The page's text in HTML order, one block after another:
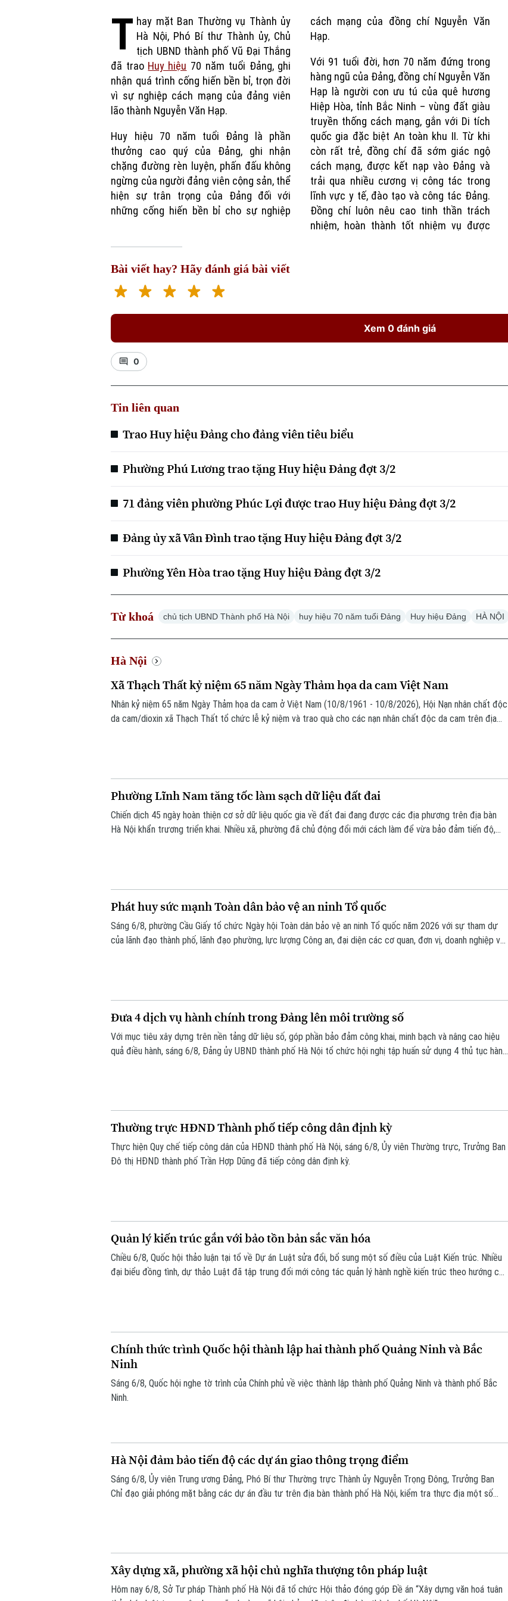
Time
T hay mặt Ban Thường vụ Thành ủy
Hà Nội, Phó Bí thư Thành ủy, Chủ
tịch UBND thành phố Vũ Đại Thắng
đã trao Huy hiệu 70 năm tuổi Đảng, ghi
nhận quá trình cống hiến bền bỉ, trọn đời
vì sự nghiệp cách mạng của đảng viên
lão thành Nguyễn Văn Hạp.
Huy hiệu 70 năm tuổi Đảng là phần
thưởng cao quý của Đảng, ghi nhận
chặng đường rèn luyện, phấn đấu không
ngừng của người đảng viên cộng sản, thể
hiện sự trân trọng của Đảng đối với
những cống hiến bền bỉ cho sự nghiệp
cách mạng của đồng chí Nguyễn Văn
Hạp.
Với 91 tuổi đời, hơn 70 năm đứng trong
hàng ngũ của Đảng, đồng chí Nguyễn Văn
Hạp là người con ưu tú của quê hương
Hiệp Hòa, tỉnh Bắc Ninh – vùng đất giàu
truyền thống cách mạng, gắn với Di tích
quốc gia đặc biệt An toàn khu II. Từ khi
còn rất trẻ, đồng chí đã sớm giác ngộ
cách mạng, được kết nạp vào Đảng và
trải qua nhiều cương vị công tác trong
lĩnh vực y tế, đào tạo và công tác Đảng.
Đồng chí luôn nêu cao tinh thần trách
nhiệm, hoàn thành tốt nhiệm vụ được
Bài viết hay? Hãy đánh giá bài viết
Xem 0 đánh giá
0
Tin liên quan
Trao Huy hiệu Đảng cho đảng viên tiêu biểu
Phường Phú Lương trao tặng Huy hiệu Đảng đợt 3/2
71 đảng viên phường Phúc Lợi được trao Huy hiệu Đảng đợt 3/2
Đảng ủy xã Vân Đình trao tặng Huy hiệu Đảng đợt 3/2
Phường Yên Hòa trao tặng Huy hiệu Đảng đợt 3/2
Từ khoá chủ tịch UBND Thành phố Hà Nội huy hiệu 70 năm tuổi Đảng Huy hiệu Đảng HÀ NỘI
Hà Nội
Xã Thạch Thất kỷ niệm 65 năm Ngày Thảm họa da cam Việt Nam
Nhân kỷ niệm 65 năm Ngày Thảm họa da cam ở Việt Nam (10/8/1961 - 10/8/2026), Hội Nạn nhân chất độc
da cam/dioxin xã Thạch Thất tổ chức lễ kỷ niệm và trao quà cho các nạn nhân chất độc da cam trên địa
Phường Lĩnh Nam tăng tốc làm sạch dữ liệu đất đai
Chiến dịch 45 ngày hoàn thiện cơ sở dữ liệu quốc gia về đất đai đang được các địa phương trên địa bàn
Hà Nội khẩn trương triển khai. Nhiều xã, phường đã chủ động đổi mới cách làm để vừa bảo đảm tiến độ,
Phát huy sức mạnh Toàn dân bảo vệ an ninh Tổ quốc
Sáng 6/8, phường Cầu Giấy tổ chức Ngày hội Toàn dân bảo vệ an ninh Tổ quốc năm 2026 với sự tham dự
của lãnh đạo thành phố, lãnh đạo phường, lực lượng Công an, đại diện các cơ quan, đơn vị, doanh nghiệp và
Đưa 4 dịch vụ hành chính trong Đảng lên môi trường số
Với mục tiêu xây dựng trên nền tảng dữ liệu số, góp phần bảo đảm công khai, minh bạch và nâng cao hiệu
quả điều hành, sáng 6/8, Đảng ủy UBND thành phố Hà Nội tổ chức hội nghị tập huấn sử dụng 4 thủ tục hành
Thường trực HĐND Thành phố tiếp công dân định kỳ
Thực hiện Quy chế tiếp công dân của HĐND thành phố Hà Nội, sáng 6/8, Ủy viên Thường trực, Trưởng Ban
Đô thị HĐND thành phố Trần Hợp Dũng đã tiếp công dân định kỳ.
Quản lý kiến trúc gắn với bảo tồn bản sắc văn hóa
Chiều 6/8, Quốc hội thảo luận tại tổ về Dự án Luật sửa đổi, bổ sung một số điều của Luật Kiến trúc. Nhiều
đại biểu đồng tình, dự thảo Luật đã tập trung đổi mới công tác quản lý hành nghề kiến trúc theo hướng cắt
Chính thức trình Quốc hội thành lập hai thành phố Quảng Ninh và Bắc
Ninh
Sáng 6/8, Quốc hội nghe tờ trình của Chính phủ về việc thành lập thành phố Quảng Ninh và thành phố Bắc
Ninh.
Hà Nội đảm bảo tiến độ các dự án giao thông trọng điểm
Sáng 6/8, Ủy viên Trung ương Đảng, Phó Bí thư Thường trực Thành ủy Nguyễn Trọng Đông, Trưởng Ban
Chỉ đạo giải phóng mặt bằng các dự án đầu tư trên địa bàn thành phố Hà Nội, kiểm tra thực địa một số
Xây dựng xã, phường xã hội chủ nghĩa thượng tôn pháp luật
Hôm nay 6/8, Sở Tư pháp Thành phố Hà Nội đã tổ chức Hội thảo đóng góp Đề án “Xây dựng văn hoá tuân